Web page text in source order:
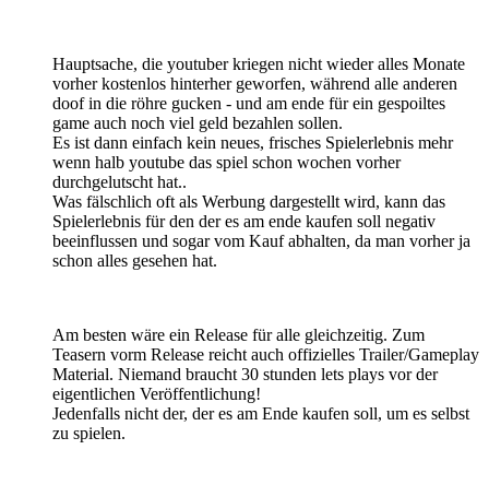
Hauptsache, die youtuber kriegen nicht wieder alles Monate
vorher kostenlos hinterher geworfen, während alle anderen
doof in die röhre gucken - und am ende für ein gespoiltes
game auch noch viel geld bezahlen sollen.
Es ist dann einfach kein neues, frisches Spielerlebnis mehr
wenn halb youtube das spiel schon wochen vorher
durchgelutscht hat..
Was fälschlich oft als Werbung dargestellt wird, kann das
Spielerlebnis für den der es am ende kaufen soll negativ
beeinflussen und sogar vom Kauf abhalten, da man vorher ja
schon alles gesehen hat.
Am besten wäre ein Release für alle gleichzeitig. Zum
Teasern vorm Release reicht auch offizielles Trailer/Gameplay
Material. Niemand braucht 30 stunden lets plays vor der
eigentlichen Veröffentlichung!
Jedenfalls nicht der, der es am Ende kaufen soll, um es selbst
zu spielen.